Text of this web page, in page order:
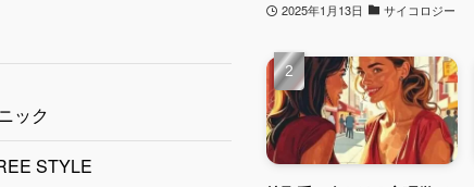
ック
STYLE
2025年1月13日 サイコロジー